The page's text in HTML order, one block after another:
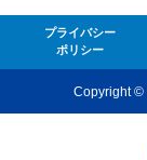
プライバシー
ポリシー
Copyright ©